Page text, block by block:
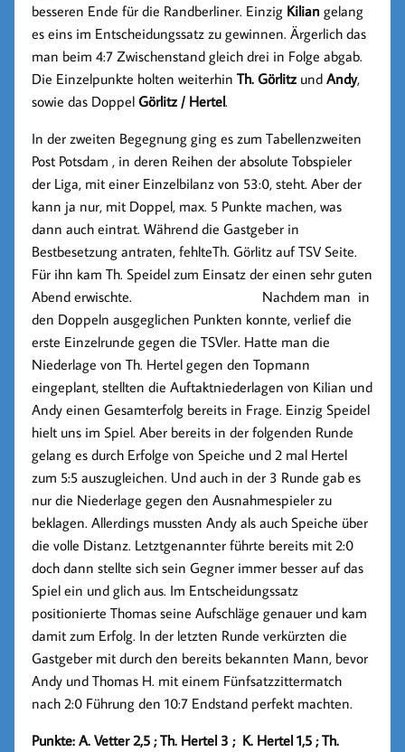
besseren Ende für die Randberliner. Einzig Kiliangelang
es eins im Entscheidungssatz zu gewinnen. Ärgerlich das
man beim 4:7 Zwischenstand gleich drei in Folge abgab.
Die Einzelpunkte holten weiterhinTh. Görlitz undAndy,
sowie das DoppelGörlitz / Hertel.
In der zweiten Begegnung ging es zum Tabellenzweiten
Post Potsdam , in deren Reihen der absolute Tobspieler
der Liga, mit einer Einzelbilanz von 53:0, steht. Aber der
kann ja nur, mit Doppel, max. 5 Punkte machen, was
dann auch eintrat. Während die Gastgeber in
Bestbesetzung antraten, fehlteTh. Görlitz auf TSV Seite.
Für ihn kam Th. Speidel zum Einsatz der einen sehr guten
Abend erwischte. Nachdem man in
den Doppeln ausgeglichen Punkten konnte, verlief die
erste Einzelrunde gegen die TSVler. Hatte man die
Niederlage von Th. Hertel gegen den Topmann
eingeplant, stellten die Auftaktniederlagen von Kilian und
Andy einen Gesamterfolg bereits in Frage. Einzig Speidel
hielt uns im Spiel. Aber bereits in der folgenden Runde
gelang es durch Erfolge von Speiche und 2 mal Hertel
zum 5:5 auszugleichen. Und auch in der 3 Runde gab es
nur die Niederlage gegen den Ausnahmespieler zu
beklagen. Allerdings mussten Andy als auch Speiche über
die volle Distanz. Letztgenannter führte bereits mit 2:0
doch dann stellte sich sein Gegner immer besser auf das
Spiel ein und glich aus. Im Entscheidungssatz
positionierte Thomas seine Aufschläge genauer und kam
damit zum Erfolg. In der letzten Runde verkürzten die
Gastgeber mit durch den bereits bekannten Mann, bevor
Andy und Thomas H. mit einem Fünfsatzzittermatch
nach 2:0 Führung den 10:7 Endstand perfekt machten.
Punkte: A. Vetter 2,5 ; Th. Hertel 3 ; K. Hertel 1,5 ; Th.